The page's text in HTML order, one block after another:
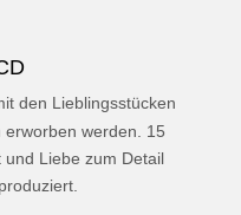
den Lieblingsstücken
werden. 15
und Liebe zum Detail